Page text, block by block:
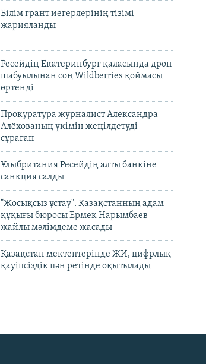
Білім грант иегерлерінің тізімі
жарияланды
Ресейдің Екатеринбург қаласында дрон
шабуылынан соң Wildberries қоймасы
өртенді
Прокуратура журналист Александра
Алёхованың үкімін жеңілдетуді
сұраған
Ұлыбритания Ресейдің алты банкіне
санкция салды
"Жосықсыз ұстау". Қазақстанның адам
құқығы бюросы Ермек Нарымбаев
жайлы мәлімдеме жасады
Қазақстан мектептерінде ЖИ, цифрлық
қауіпсіздік пән ретінде оқытылады